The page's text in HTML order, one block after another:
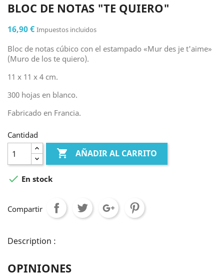
BLOC DE NOTAS "TE QUIERO"
16,90 € Impuestos incluidos
Bloc de notas cúbico con el estampado «Mur des je t'aime»
(Muro de los te quiero).
11 x 11 x 4 cm.
300 hojas en blanco.
Fabricado en Francia.
Cantidad
 AÑADIR AL CARRITO
 En stock
Compartir
Description :
OPINIONES